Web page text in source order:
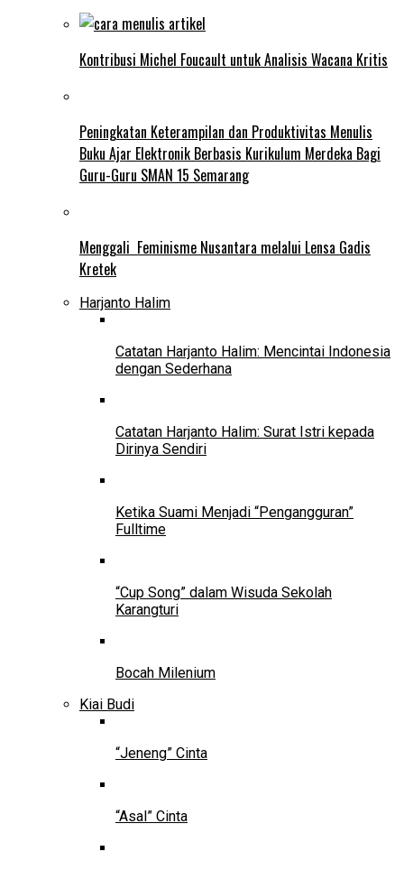
Kontribusi Michel Foucault untuk Analisis Wacana Kritis
Peningkatan Keterampilan dan Produktivitas Menulis
Buku Ajar Elektronik Berbasis Kurikulum Merdeka Bagi
Guru-Guru SMAN 15 Semarang
Menggali Feminisme Nusantara melalui Lensa Gadis
Kretek
Harjanto Halim
Catatan Harjanto Halim: Mencintai Indonesia
dengan Sederhana
Catatan Harjanto Halim: Surat Istri kepada
Dirinya Sendiri
Ketika Suami Menjadi “Pengangguran”
Fulltime
“Cup Song” dalam Wisuda Sekolah
Karangturi
Bocah Milenium
Kiai Budi
“Jeneng” Cinta
“Asal” Cinta